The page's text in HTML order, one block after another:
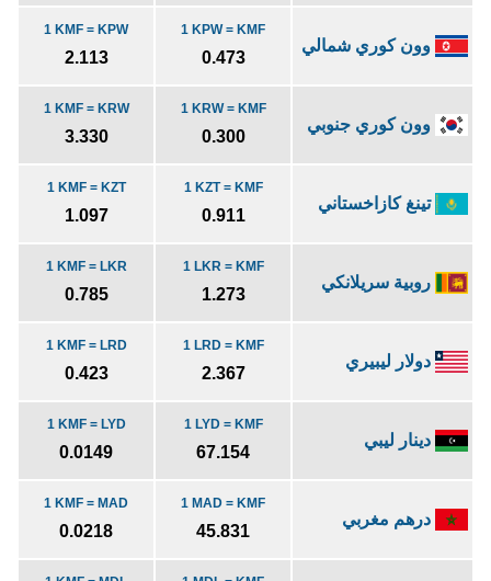
وون كوري شمالي
1 KPW = KMF
0.473
1 KMF = KPW
2.113
وون كوري جنوبي
1 KRW = KMF
0.300
1 KMF = KRW
3.330
تينغ كازاخستاني
1 KZT = KMF
0.911
1 KMF = KZT
1.097
روبية سريلانكي
1 LKR = KMF
1.273
1 KMF = LKR
0.785
دولار ليبيري
1 LRD = KMF
2.367
1 KMF = LRD
0.423
دينار ليبي
1 LYD = KMF
67.154
1 KMF = LYD
0.0149
درهم مغربي
1 MAD = KMF
45.831
1 KMF = MAD
0.0218